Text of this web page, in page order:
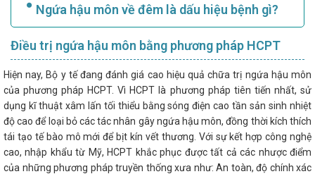
Ngứa hậu môn về đêm là dấu hiệu bệnh gì?
Điều trị ngứa hậu môn bằng phương pháp HCPT
Hiện nay, Bộ y tế đang đánh giá cao hiệu quả chữa trị ngứa hậu môn
của phương pháp HCPT. Vì HCPT là phương pháp tiên tiến nhất, sử
dụng kĩ thuật xâm lấn tối thiểu bằng sóng điện cao tần sản sinh nhiệt
độ cao để loại bỏ các tác nhân gây ngứa hậu môn, đồng thời kích thích
tái tạo tế bào mô mới để bịt kín vết thương. Với sự kết hợp công nghệ
cao, nhập khẩu từ Mỹ, HCPT khắc phục được tất cả các nhược điểm
của những phương pháp truyền thống xưa như: An toàn, độ chính xác